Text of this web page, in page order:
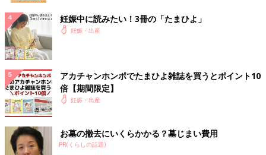
妊娠中に読みたい！3冊の「たまひよ」
妊娠・出産
アカチャンホンポでたまひよ雑誌を買うとポイント10
倍【期間限定】
妊娠・出産
お墓の撤去にいくらかかる？墓じまい費用
PR(くらしの話題)